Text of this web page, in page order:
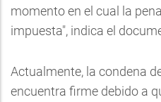
momento en el cual la
impuesta", indica el
Actualmente, la condena
encuentra firme debido a